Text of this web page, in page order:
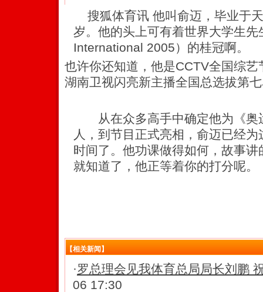
搜狐体育讯 他叫俞迈，毕业于
岁。他的头上可有着世界大学生
International 2005）的桂冠啊。
也许你还知道，他是CCTV全国综
湖南卫视闪亮新主播全国总选拔第
从在众多高手中确定他为《奥
人，到节目正式亮相，俞迈已经
时间了。他功课做得如何，故事
就知道了，他正等着你的打分呢。
【相关新闻】
·罗总理会见我体育总局局长刘鹏
06 17:30